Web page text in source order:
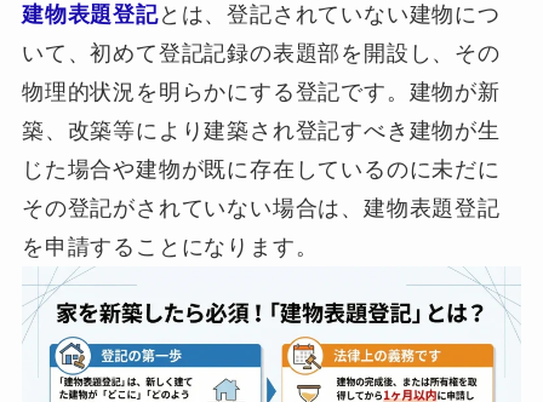
建物表題登記とは、登記されていない建物につ
いて、初めて登記記録の表題部を開設し、その
物理的状況を明らかにする登記です。建物が新
築、改築等により建築され登記すべき建物が生
じた場合や建物が既に存在しているのに未だに
その登記がされていない場合は、建物表題登記
を申請することになります。